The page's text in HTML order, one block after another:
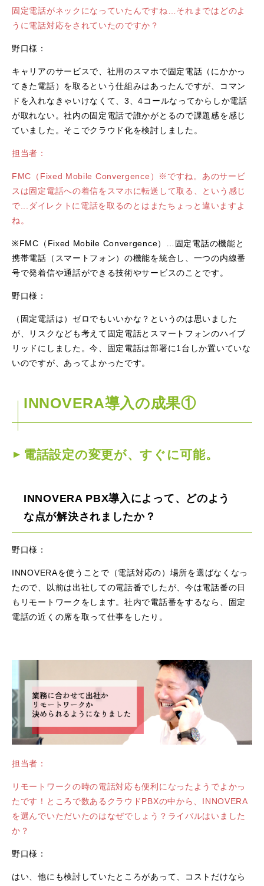
固定電話がネックになっていたんですね…それまではどのよ
うに電話対応をされていたのですか？
野口様：
キャリアのサービスで、社用のスマホで固定電話（にかかっ
てきた電話）を取るという仕組みはあったんですが、コマン
ドを入れなきゃいけなくて、3、4コールなってからしか電話
が取れない。社内の固定電話で誰かがとるので課題感を感じ
ていました。そこでクラウド化を検討しました。
担当者：
FMC（Fixed Mobile Convergence）※ですね。あのサービ
スは固定電話への着信をスマホに転送して取る、という感じ
で...ダイレクトに電話を取るのとはまたちょっと違いますよ
ね。
※FMC（Fixed Mobile Convergence）…固定電話の機能と
携帯電話（スマートフォン）の機能を統合し、一つの内線番
号で発着信や通話ができる技術やサービスのことです。
野口様：
（固定電話は）ゼロでもいいかな？というのは思いました
が、リスクなども考えて固定電話とスマートフォンのハイブ
リッドにしました。今、固定電話は部署に1台しか置いていな
いのですが、あってよかったです。
INNOVERA導入の成果①
電話設定の変更が、すぐに可能。
INNOVERA PBX導入によって、どのよう
な点が解決されましたか？
野口様：
INNOVERAを使うことで（電話対応の）場所を選ばなくなっ
たので、以前は出社しての電話番でしたが、今は電話番の日
もリモートワークをします。社内で電話番をするなら、固定
電話の近くの席を取って仕事をしたり。
担当者：
リモートワークの時の電話対応も便利になったようでよかっ
たです！ところで数あるクラウドPBXの中から、INNOVERA
を選んでいただいたのはなぜでしょう？ライバルはいました
か？
野口様：
はい、他にも検討していたところがあって、コストだけなら